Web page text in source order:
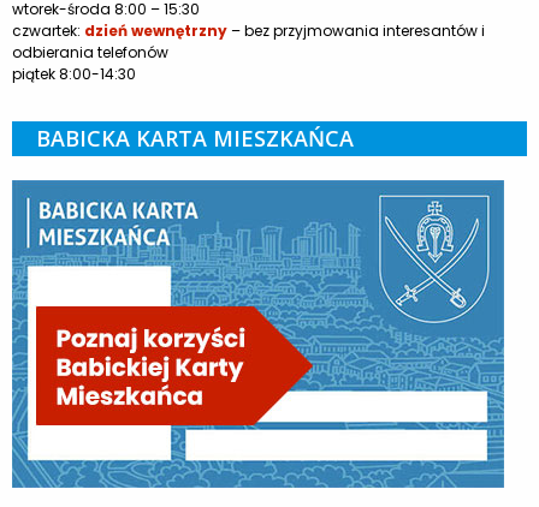
wtorek-środa 8:00 – 15:30
czwartek: dzień wewnętrzny– bez przyjmowania interesantów i
odbierania telefonów
piątek 8:00-14:30
BABICKA KARTA MIESZKAŃCA